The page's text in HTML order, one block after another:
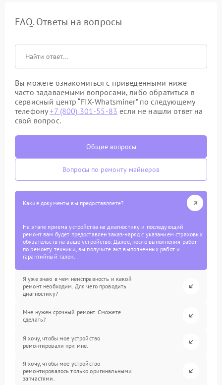
FAQ. Ответы на вопросы
Вы можете ознакомиться с приведенными ниже
часто задаваемыми вопросами, либо обратиться в
сервисный центр “FIX-Whatsminer” по следующему
телефону+7 (800) 301-55-83 если не нашли ответ на
свой вопрос.
Общие вопросы
Вопросы по ремонту майнеров
Какие документы вы предоставляете?
На этапе приема устройства на диагностику и последующий
ремонт вам будет предоставлен заказ-наряд с указанием страховых
обязательств на ваше устройство. Далее, после выполнения работ
по ремонту техники, вы получите акт выполненных работ и
гарантийный талон.
Я уже знаю в чем неисправность и какой
ремонт необходим. Для чего проводить
диагностику?
Мне нужен срочный ремонт. Сможете
сделать?
Я хочу, чтобы мое устройство
ремонтировали при мне.
Я хочу, чтобы мое устройство
ремонтировалось только оригинальными
запчастями.